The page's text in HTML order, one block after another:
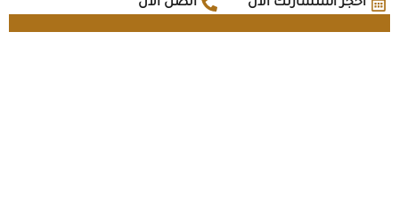
احجز استشارتك الآن اتصل الآن